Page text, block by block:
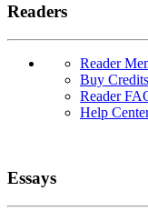
Readers
Reader
Buy Credits
Reader
Help
Essays